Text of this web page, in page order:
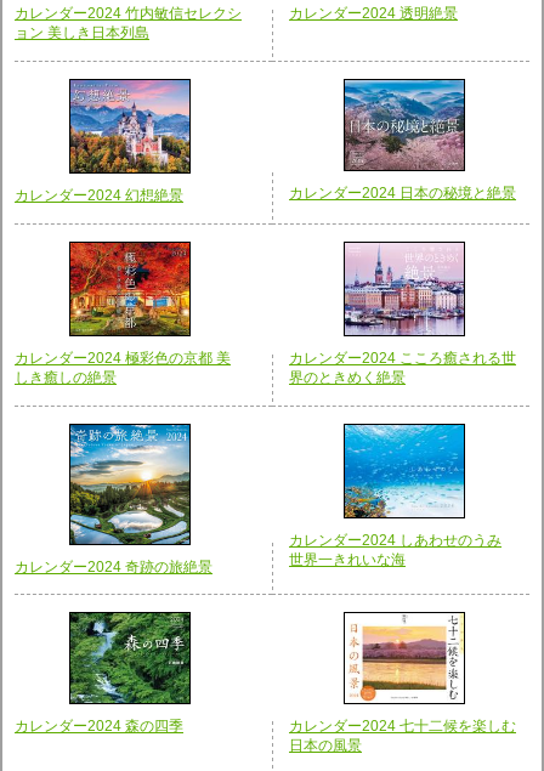
カレンダー2024 竹内敏信セレクシ
ョン 美しき日本列島
カレンダー2024 透明絶景
カレンダー2024 幻想絶景 カレンダー2024 日本の秘境と絶景
カレンダー2024 極彩色の京都 美
しき癒しの絶景
カレンダー2024 こころ癒される世
界のときめく絶景
カレンダー2024 奇跡の旅絶景
カレンダー2024 しあわせのうみ
世界一きれいな海
カレンダー2024 森の四季
カレンダー2024 七十二候を楽しむ
日本の風景